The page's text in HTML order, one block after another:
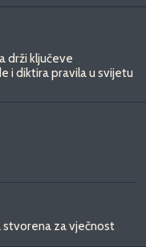
drži ključeve
i diktira pravila u svijetu
za vječnost